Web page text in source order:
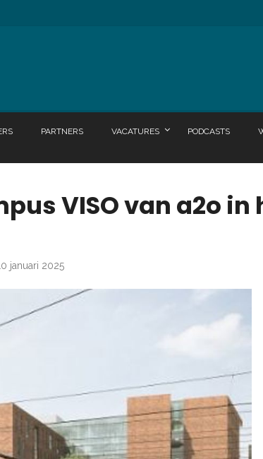
PARTNERS VACATURES PODCASTS
VISO van a2o
januari 2025